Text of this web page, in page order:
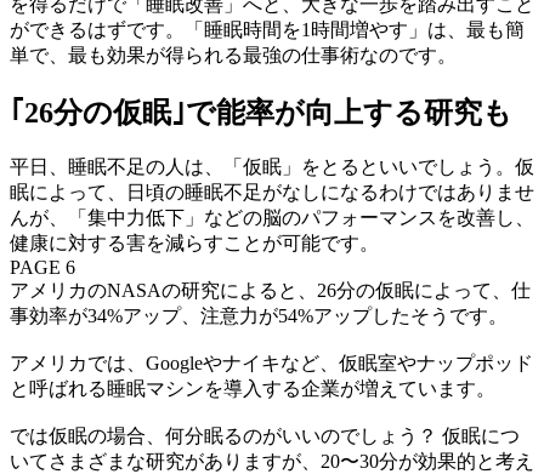
ができるはずです。「睡眠時間を1時間増やす」は、最も簡
単で、最も効果が得られる最強の仕事術なのです。
｢26分の仮眠｣で能率が向上する研究も
平日、睡眠不足の人は、「仮眠」をとるといいでしょう。仮
眠によって、日頃の睡眠不足がなしになるわけではありませ
んが、「集中力低下」などの脳のパフォーマンスを改善し、
健康に対する害を減らすことが可能です。
PAGE 6
アメリカのNASAの研究によると、26分の仮眠によって、仕
事効率が34%アップ、注意力が54%アップしたそうです。
アメリカでは、Googleやナイキなど、仮眠室やナップポッド
と呼ばれる睡眠マシンを導入する企業が増えています。
では仮眠の場合、何分眠るのがいいのでしょう？ 仮眠につ
いてさまざまな研究がありますが、20〜30分が効果的と考え